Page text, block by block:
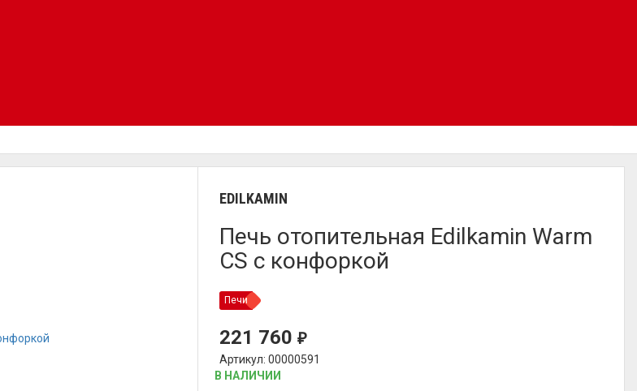
EDILKAMIN
Печь отопительная Edilkamin Warm
CS с конфоркой
Печи
221 760₽
Артикул: 00000591
В НАЛИЧИИ